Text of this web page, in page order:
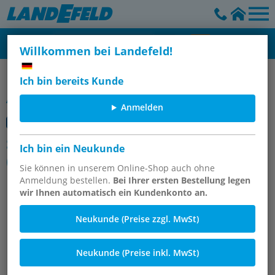
Willkommen bei Landefeld!
Ich bin bereits Kunde
Anmelden
Ich bin ein Neukunde
Sie können in unserem Online-Shop auch ohne
Anmeldung bestellen. Bei Ihrer ersten Bestellung legen
wir Ihnen automatisch ein Kundenkonto an.
Neukunde (Preise zzgl. MwSt)
Neukunde (Preise inkl. MwSt)
Ratschen / Knarren 1/2" (12,5 mm)
Artikelgruppe
Steckschlüsselsätze, 1/2"-Vierkant
(12,5 mm)